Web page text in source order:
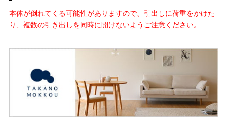
本体が倒れてくる可能性がありますので、引出しに荷重をかけた
り、複数の引き出しを同時に開けないようご注意ください。